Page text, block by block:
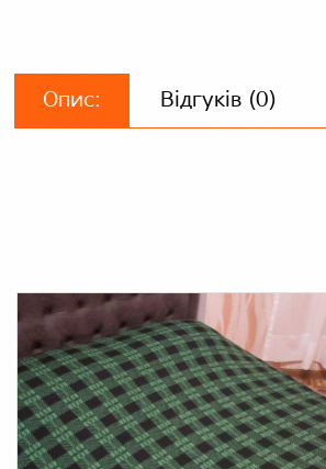
Опис: Відгуків (0)